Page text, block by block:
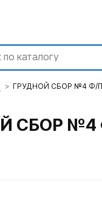
ГРУДНОЙ СБОР №4 Ф/
СБОР №4